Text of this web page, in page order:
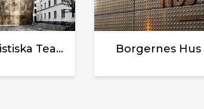
Humanistiska Teatern, Uppsala Universitet Borgernes Hus